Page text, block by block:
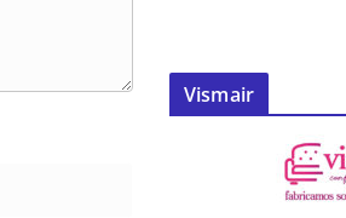
Vismair